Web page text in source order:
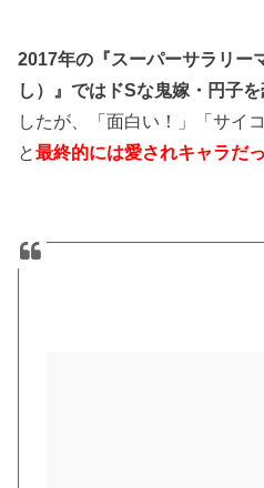
2017年の『スーパーサラリー
し）』ではドSな鬼嫁・円子
したが、「面白い！」「サイ
と最終的には愛されキャラだ